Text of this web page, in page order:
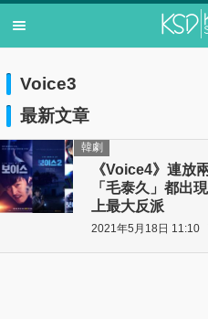
Voice3
最新文章
《Voice4》連放
「毛泰久」都出
上最大反派
韓劇
2021年5月18日 11:10